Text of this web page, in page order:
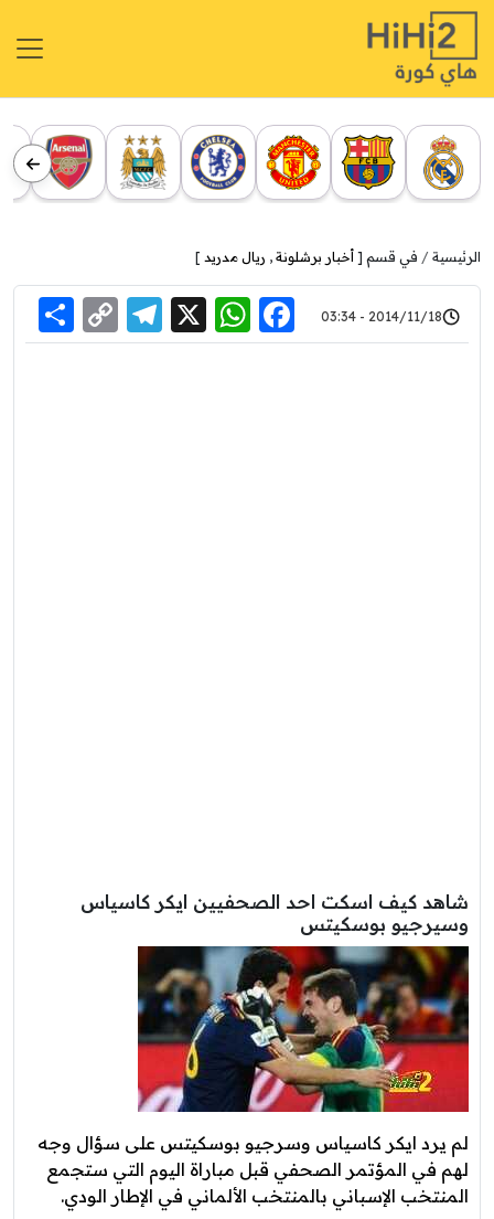
الرئيسية في قسم [ أخبار برشلونة , ريال مدريد ]
2014/11/18 - 03:34
Facebook
WhatsApp
X
Link
شاهد كيف اسكت احد الصحفيين ايكر كاسياس
وسيرجيو بوسكيتس
لم يرد ايكر كاسياس وسرجيو بوسكيتس على سؤال وجه
لهم في المؤتمر الصحفي قبل مباراة اليوم التي ستجمع
المنتخب الإسباني بالمنتخب الألماني في الإطار الودي.